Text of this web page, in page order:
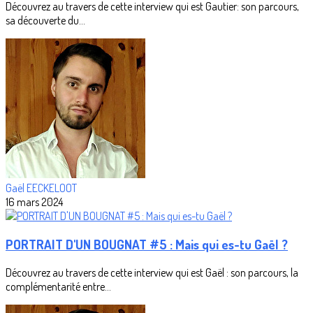
Découvrez au travers de cette interview qui est Gautier: son parcours,
sa découverte du...
Gaël EECKELOOT
16 mars 2024
PORTRAIT D'UN BOUGNAT #5 : Mais qui es-tu Gaël ?
Découvrez au travers de cette interview qui est Gaël : son parcours, la
complémentarité entre...